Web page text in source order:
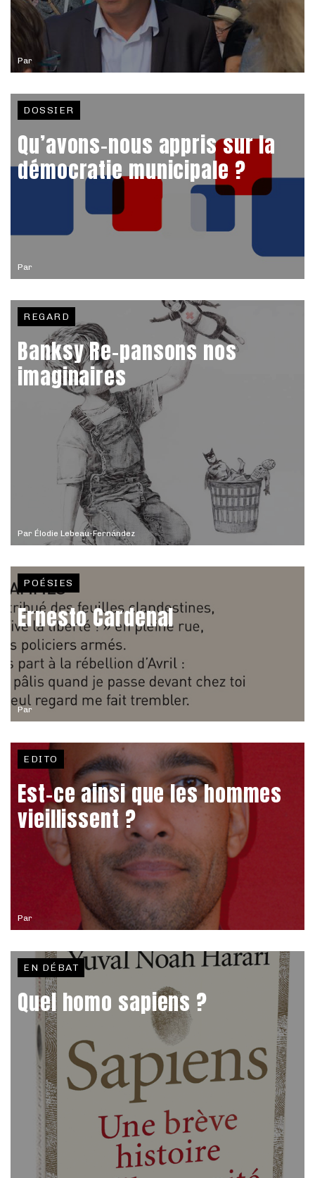
Par
Par
DOSSIER
Qu’avons-nous appris sur la
démocratie municipale ?
Par Élodie Lebeau-Fernández
REGARD
Banksy Re-pansons nos
imaginaires
Par
POÉSIES
Ernesto Cardenal
Par
EDITO
Est-ce ainsi que les hommes
vieillissent ?
EN DÉBAT
Quel homo sapiens ?